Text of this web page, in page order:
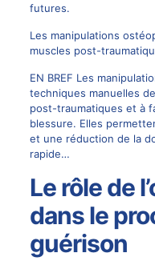
futures.
Les manipulations
muscles post-
EN BREF Les
techniques manuelles
post-traumatiques et à
blessure. Elles
et une réduction de la
rapide…
Le rôle de
dans le
guérison